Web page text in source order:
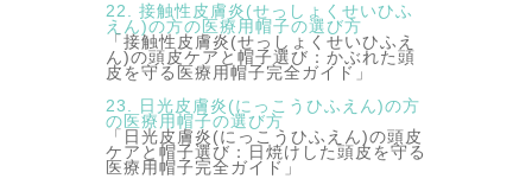
22. 接触性皮膚炎(せっしょくせいひふ
えん)の方の医療用帽子の選び方
「接触性皮膚炎(せっしょくせいひふえ
ん)の頭皮ケアと帽子選び：かぶれた頭
皮を守る医療用帽子完全ガイド」
23. 日光皮膚炎(にっこうひふえん)の方
の医療用帽子の選び方
「日光皮膚炎(にっこうひふえん)の頭皮
ケアと帽子選び：日焼けした頭皮を守る
医療用帽子完全ガイド」